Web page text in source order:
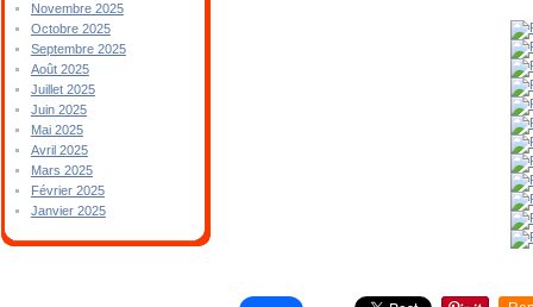
Novembre 2025
Octobre 2025
Septembre 2025
Août 2025
Juillet 2025
Juin 2025
Mai 2025
Avril 2025
Mars 2025
Février 2025
Janvier 2025